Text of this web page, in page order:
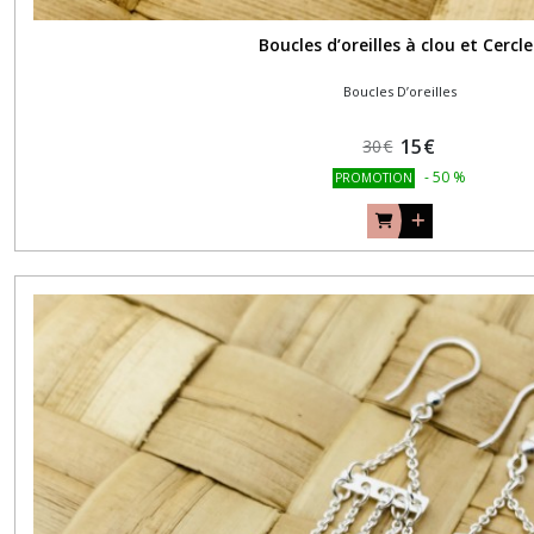
Boucles d’oreilles à clou et
Boucles D’oreilles
30€ 15€
PROMOTION -50 %